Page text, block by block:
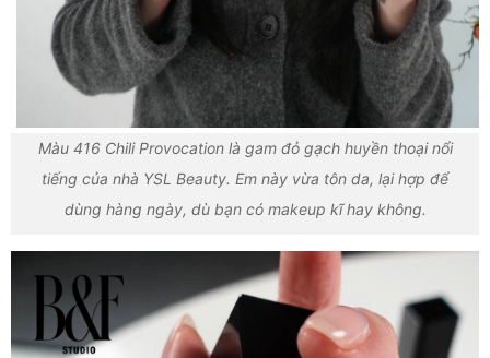
Màu 416 Chili Provocation là gam đỏ gạch huyền thoại nổi
tiếng của nhà YSL Beauty. Em này vừa tôn da, lại hợp để
dùng hàng ngày, dù bạn có makeup kĩ hay không.